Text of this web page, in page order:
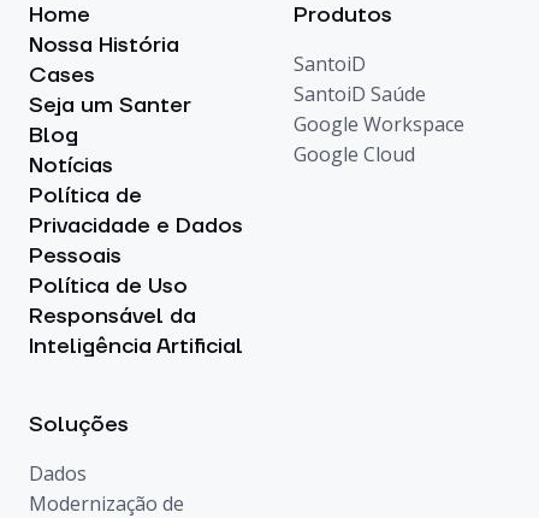
Home
Nossa História
Cases
Seja um Santer
Blog
Notícias
Política de
Privacidade e Dados
Pessoais
Política de Uso
Responsável da
Inteligência Artificial
Produtos
SantoiD
SantoiD Saúde
Google Workspace
Google Cloud
Soluções
Dados
Modernização de